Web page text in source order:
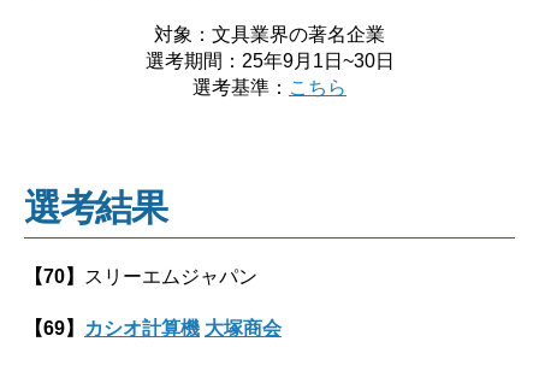
対象：文具業界の著名企業
選考期間：25年9月1日~30日
選考基準： こちら
選考結果
【70】 スリーエムジャパン
【69】 カシオ計算機 大塚商会